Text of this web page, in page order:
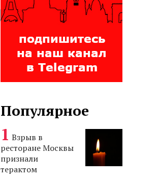
Популярное
Взрыв в
ресторане Москвы
признали
терактом